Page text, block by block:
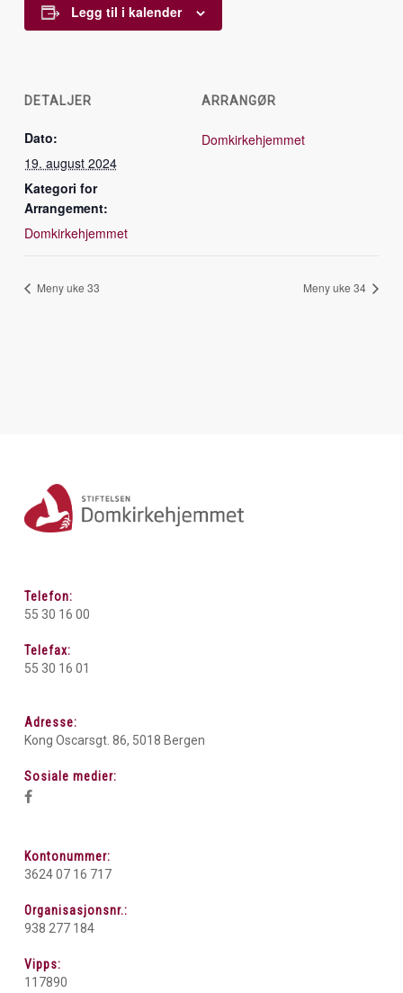
Legg til i kalender
DETALJER
Dato:
19. august 2024
Kategori for
Arrangement:
Domkirkehjemmet
ARRANGØR
Domkirkehjemmet
Meny uke 33 Meny uke 34
Telefon:
55 30 16 00
Telefax:
55 30 16 01
Adresse:
Kong Oscarsgt. 86, 5018 Bergen
Sosiale medier:
Kontonummer:
3624 07 16 717
Organisasjonsnr.:
938 277 184
Vipps:
117890